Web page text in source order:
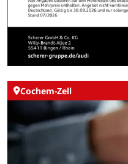
Cochem-Zell